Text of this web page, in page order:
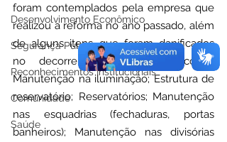
Desenvolvimento Econômico
Segurança Pública
Reconhecimentos Institucionais
Comunidade
Saúde
foram contemplados pela empresa que
realizou a reforma no ano passado, além
de alguns itens que foram danificados
no decorrer do ano, tais como:
Manutenção na iluminação; Estrutura de
reservatório; Reservatórios; Manutenção
nas esquadrias (fechaduras, portas
banheiros); Manutenção nas divisórias